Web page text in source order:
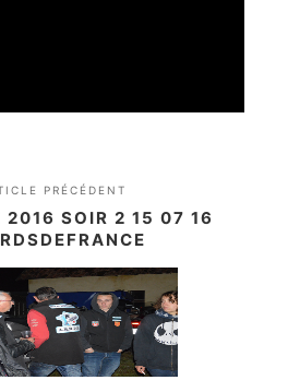
PRÉCÉDENT
SOIR 2 15 07 16